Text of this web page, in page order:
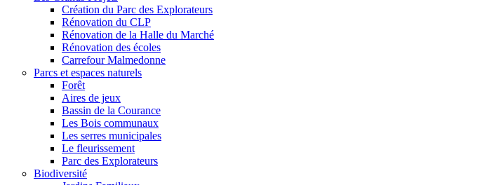
Création du Parc des Explorateurs
Rénovation du CLP
Rénovation de la Halle du Marché
Rénovation des écoles
Carrefour Malmedonne
Parcs et espaces naturels
Forêt
Aires de jeux
Bassin de la Courance
Les Bois communaux
Les serres municipales
Le fleurissement
Parc des Explorateurs
Biodiversité